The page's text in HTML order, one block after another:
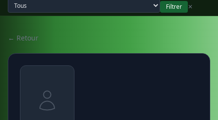
Filtrer
✕
← Retour